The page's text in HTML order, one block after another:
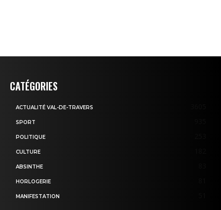
CATÉGORIES
ACTUALITÉ VAL-DE-TRAVERS
SPORT
POLITIQUE
CULTURE
ABSINTHE
HORLOGERIE
MANIFESTATION